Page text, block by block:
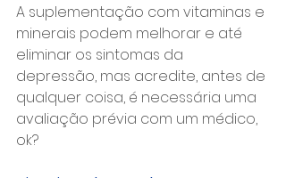
A suplementação com vitaminas e
minerais podem melhorar e até
eliminar os sintomas da
depressão, mas acredite, antes de
qualquer coisa, é necessária uma
avaliação prévia com um médico,
ok?